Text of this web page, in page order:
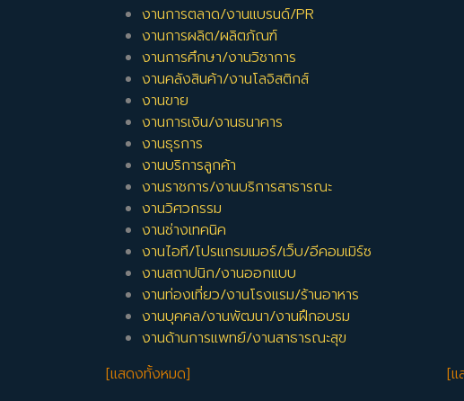
งานการตลาด/งานแบรนด์/PR
งานการผลิต/ผลิตภัณฑ์
งานการศึกษา/งานวิชาการ
งานคลังสินค้า/งานโลจิสติกส์
งานขาย
งานการเงิน/งานธนาคาร
งานธุรการ
งานบริการลูกค้า
งานราชการ/งานบริการสาธารณะ
งานวิศวกรรม
งานช่างเทคนิค
งานไอที/โปรแกรมเมอร์/เว็บ/อีคอมเมิร์ซ
งานสถาปนิก/งานออกแบบ
งานท่องเที่ยว/งานโรงแรม/ร้านอาหาร
งานบุคคล/งานพัฒนา/งานฝึกอบรม
งานด้านการแพทย์/งานสาธารณะสุข
[แสดงทั้งหมด]
[แ